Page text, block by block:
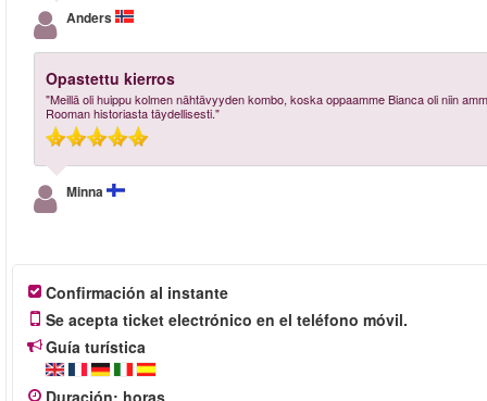
Anders
Opastettu kierros
"Meillä oli huippu kolmen nähtävyyden kombo, koska oppaamme Bianca oli niin
Rooman historiasta täydellisesti."
Minna
Confirmación al instante
Se acepta ticket electrónico en el teléfono móvil.
Guía turística
Duración: horas